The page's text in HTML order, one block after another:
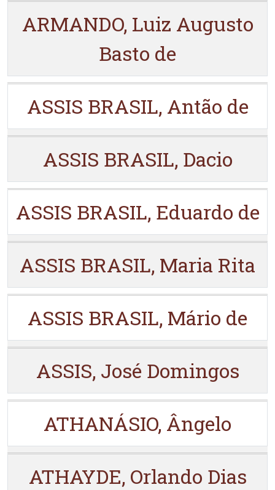
ARMANDO, Luiz Augusto
Basto de
ASSIS BRASIL, Antão de
ASSIS BRASIL, Dacio
ASSIS BRASIL, Eduardo de
ASSIS BRASIL, Maria Rita
ASSIS BRASIL, Mário de
ASSIS, José Domingos
ATHANÁSIO, Ângelo
ATHAYDE, Orlando Dias